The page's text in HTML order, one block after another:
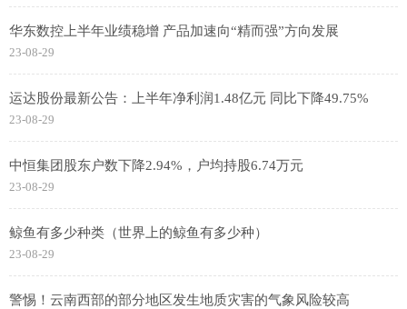
华东数控上半年业绩稳增 产品加速向“精而强”方向发展
23-08-29
运达股份最新公告：上半年净利润1.48亿元 同比下降49.75%
23-08-29
中恒集团股东户数下降2.94%，户均持股6.74万元
23-08-29
鲸鱼有多少种类（世界上的鲸鱼有多少种）
23-08-29
警惕！云南西部的部分地区发生地质灾害的气象风险较高